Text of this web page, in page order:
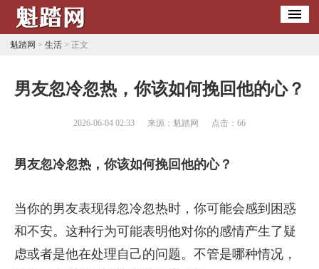
魁踏网 > 生活> 正文
​男友忽冷忽热，你该如何挽回他的心？
2026-06-04 02:33 来源：魁踏网 点击： 66
男友忽冷忽热，你该如何挽回他的心？
当你的男友表现得忽冷忽热时，你可能会感到困惑
和不安。这种行为可能表明他对你的感情产生了疑
虑或者是他在处理自己的问题。不管是哪种情况，